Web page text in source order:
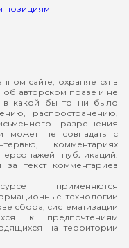
позициям
сайте, охраняется в
об авторском праве и не
в какой бы то ни было
распространению,
разрешения
может не совпадать с
комментариях
публикаций.
за текст комментариев
применяются
технологии
сбора, систематизации
к предпочтениям
на территории